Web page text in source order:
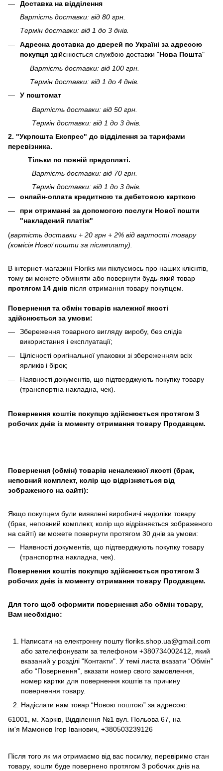
Доставка на відділення
Вартість доставки: від 80 грн.
Термін доставки: від 1 до 3 днів.
Адресна доставка до дверей по Україні за адресою
покупця здійснюється службою доставки "Нова Пошта"
Вартість доставки: від 100 грн.
Термін доставки: від 1 до 4 днів.
У поштомат
Вартість доставки: від 50 грн.
Термін доставки: від 1 до 3 днів.
2. "Укрпошта Експрес" до відділення за тарифами
перевізника.
Тільки по повній предоплаті.
Вартість доставки: від 70 грн.
Термін доставки: від 1 до 3 днів.
онлайн-оплата кредитною та дебетовою карткою
при отриманні за допомогою послуги Нової пошти
"накладений платіж"
(вартість доставки + 20 грн + 2% від вартості товару
(комісія Нової пошти за післяплату).
В інтернет-магазині Floriks ми піклуємось про наших клієнтів,
тому ви можете обміняти або повернути будь-який товар
протягом 14 днів після отримання товару покупцем.
Повернення та обмін товарів належної якості
здійснюється за умови:
Збереження товарного вигляду виробу, без слідів
використання і експлуатації;
Цілісності оригінальної упаковки зі збереженням всіх
ярликів і бірок;
Наявності документів, що підтверджують покупку товару
(транспортна накладна, чек).
Повернення коштів покупцю здійснюється протягом 3
робочих днів із моменту отримання товару Продавцем.
Повернення (обмін) товарів неналежної якості (брак,
неповний комплект, колір що відрізняється від
зображеного на сайті):
Якщо покупцем були виявлені виробничі недоліки товару
(брак, неповний комплект, колір що відрізняється зображеного
на сайті) ви можете повернути протягом 30 днів за умови:
Наявності документів, що підтверджують покупку товару
(транспортна накладна, чек).
Повернення коштів покупцю здійснюється протягом 3
робочих днів із моменту отримання товару Продавцем.
Для того щоб оформити повернення або обмін товару,
Вам необхідно:
Написати на електронну пошту floriks.shop.ua@gmail.com
або зателефонувати за телефоном +380734002412 , який
вказаний у розділі "Контакти" . У темі листа вказати “Обмін”
або “Повернення”, вказати номер свого замовлення,
номер картки для повернення коштів та причину
повернення товару.
Надіслати нам товар “Новою поштою” за адресою:
61001, м. Харків, Відділення №1 вул. Польова 67, на
ім'я Мамонов Ігор Іванович, +380503239126
Після того як ми отримаємо від вас посилку, перевіримо стан
товару, кошти буде повернено протягом 3 робочих днів на